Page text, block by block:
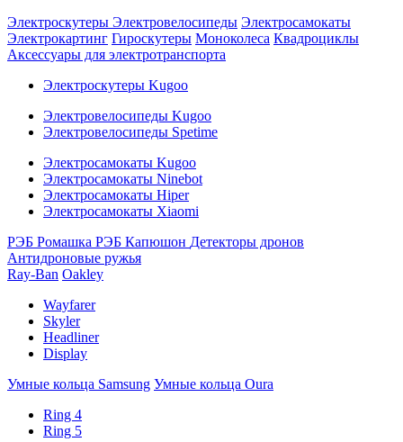
Электроскутеры Электровелосипеды Электросамокаты
Электрокартинг Гироскутеры Моноколеса Квадроциклы
Аксессуары для электротранспорта
Электроскутеры Kugoo
Электровелосипеды Kugoo
Электровелосипеды Spetime
Электросамокаты Kugoo
Электросамокаты Ninebot
Электросамокаты Hiper
Электросамокаты Xiaomi
РЭБ Ромашка РЭБ Капюшон Детекторы дронов
Антидроновые ружья
Ray-Ban Oakley
Wayfarer
Skyler
Headliner
Display
Умные кольца Samsung Умные кольца Oura
Ring 4
Ring 5